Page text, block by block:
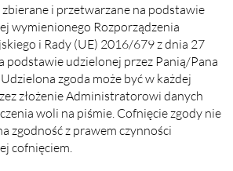
zbierane i przetwarzane na podstawie
wymienionego Rozporządzenia
i Rady (UE) 2016/679 z dnia 27
podstawie udzielonej przez Panią/Pana
zgoda może być w każdej
złożenie Administratorowi danych
woli na piśmie. Cofnięcie zgody nie
zgodność z prawem czynności
cofnięciem.